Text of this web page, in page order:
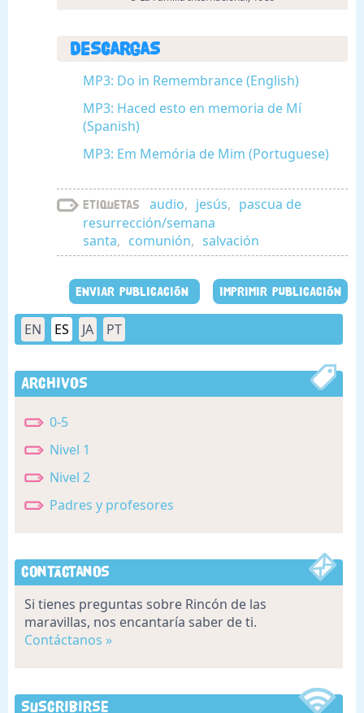
Descargas
MP3: Do in Remembrance (English)
MP3: Haced esto en memoria de Mí
(Spanish)
MP3: Em Memória de Mim (Portuguese)
Etiquetas audio, jesús, pascua de
resurrección/semana
santa, comunión, salvación
ENVIAR PUBLICACIÓN IMPRIMIR PUBLICACIÓN
EN ES JA PT
Archivos
0-5
Nivel 1
Nivel 2
Padres y profesores
Contáctanos
Si tienes preguntas sobre Rincón de las
maravillas, nos encantaría saber de ti.
Contáctanos »
Suscribirse